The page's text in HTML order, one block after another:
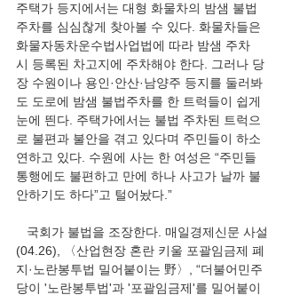
주택가 등지에서는 대형 화물차의 밤샘 불법
주차를 심심찮게 찾아볼 수 있다. 화물차들은
화물자동차운수법사업법에 따라 밤샘 주차
시 등록된 차고지에 주차해야 한다. 그러나 당
장 수원이나 용인·안산·남양주 등지를 둘러봐
도 도로에 밤샘 불법주차를 한 트럭들이 쉽게
눈에 띈다. 주택가에서는 불법 주차된 트럭으
로 불편과 불안을 겪고 있다며 주민들이 하소
연하고 있다. 수원에 사는 한 여성은 “주민들
통행에도 불편하고 만에 하나 사고가 날까 불
안하기도 하다”고 털어놨다.”
(04.26), 〈산업현장 혼란 키울 포괄임금제 폐
지·노란봉투법 밀어붙이는 野〉, “더불어민주
당이 '노란봉투법'과 '포괄임금제'를 밀어붙이